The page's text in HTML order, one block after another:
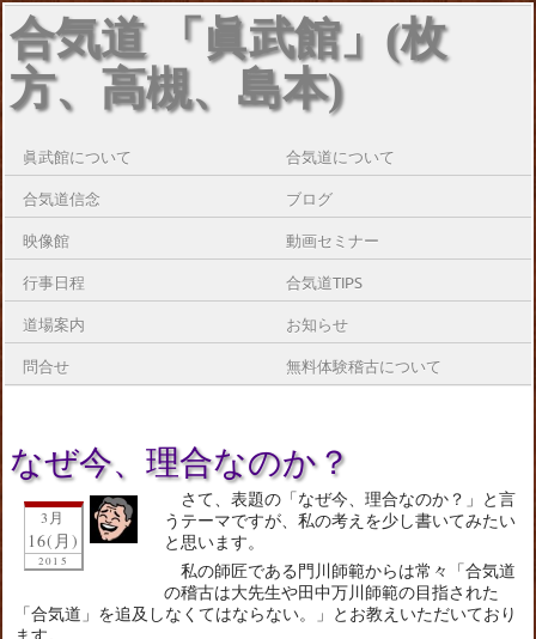
合気道 「眞武館」(枚
方、高槻、島本)
眞武館について 合気道について
合気道信念 ブログ
映像館 動画セミナー
行事日程 合気道TIPS
道場案内 お知らせ
問合せ 無料体験稽古について
なぜ今、理合なのか？
3月
16(月)
2015
さて、表題の「なぜ今、理合なのか？」と言
うテーマですが、私の考えを少し書いてみたい
と思います。
私の師匠である門川師範からは常々「合気道
の稽古は大先生や田中万川師範の目指された
「合気道」を追及しなくてはならない。」とお教えいただいており